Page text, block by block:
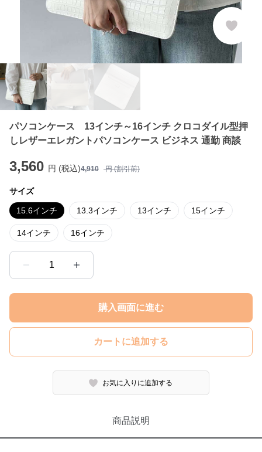
パソコンケース 13インチ～16インチ クロコダイル型押
しレザーエレガントパソコンケース ビジネス 通勤 商談
3,560 円 (税込)4,910 円 (割引前)
サイズ
15.6インチ 13.3インチ 13インチ 15インチ
14インチ 16インチ
1
購入画面に進む
カートに追加する
お気に入りに追加する
商品説明